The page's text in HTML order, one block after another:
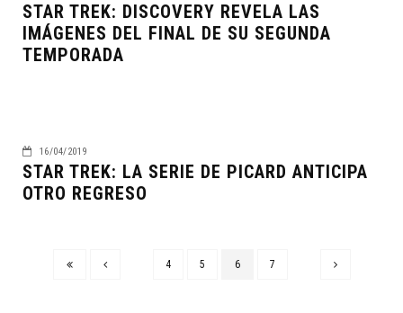
STAR TREK: DISCOVERY REVELA LAS
IMÁGENES DEL FINAL DE SU SEGUNDA
TEMPORADA
16/04/2019
STAR TREK: LA SERIE DE PICARD ANTICIPA
OTRO REGRESO
4 5 6 7